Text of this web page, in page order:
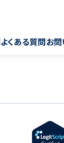
よくある質問お